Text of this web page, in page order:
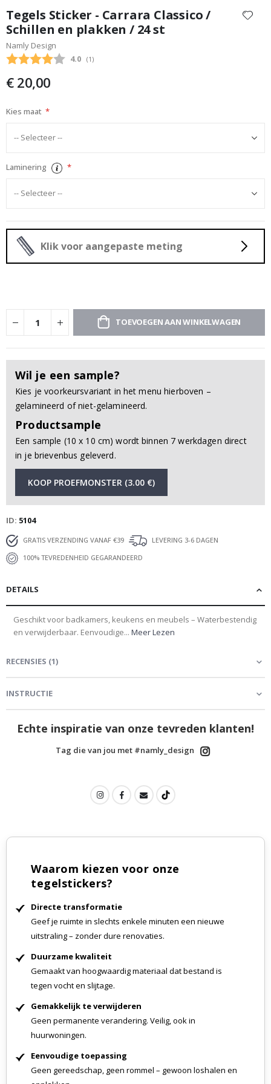
het
begin
van
de
gallerij
Tegels Sticker - Carrara Classico /
Schillen en plakken / 24 st
Namly Design
Gemiddelde beoordeling:
4.0 (aantal stemmen:
1 )
€ 20,00
Kies maat
Laminering
Klik voor aangepaste meting
TOEVOEGEN AAN WINKELWAGEN
Wil je een sample?
Kies je voorkeursvariant in het menu hierboven –
gelamineerd of niet-gelamineerd.
Productsample
Een sample (10 x 10 cm) wordt binnen 7 werkdagen direct
in je brievenbus geleverd.
KOOP PROEFMONSTER (3.00 €)
ID 5104
GRATIS VERZENDING VANAF €39
LEVERING 3-6 DAGEN
100% TEVREDENHEID GEGARANDEERD
DETAILS
Geschikt voor badkamers, keukens en meubels – Waterbestendig
en verwijderbaar. Eenvoudige... Meer Lezen
RECENSIES (1)
INSTRUCTIE
Echte inspiratie van onze tevreden klanten!
Tag die van jou met #namly_design
Waarom kiezen voor onze
tegelstickers?
Directe transformatie
Geef je ruimte in slechts enkele minuten een nieuwe
uitstraling – zonder dure renovaties.
Duurzame kwaliteit
Gemaakt van hoogwaardig materiaal dat bestand is
tegen vocht en slijtage.
Gemakkelijk te verwijderen
Geen permanente verandering. Veilig, ook in
huurwoningen.
Eenvoudige toepassing
Geen gereedschap, geen rommel – gewoon loshalen en